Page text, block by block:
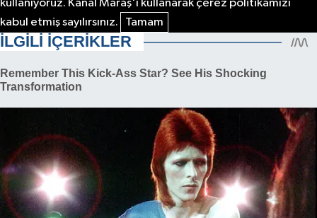
kullanıyoruz. Kanal Maraş'ı kullanarak çerez politikamızı
kabul etmiş sayılırsınız.
Tamam